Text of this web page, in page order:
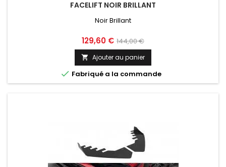
FACELIFT NOIR BRILLANT
Noir Brillant
Prix
129,60 € Prix
base
144,00 €
 Ajouter au panier
 Fabriqué a la commande